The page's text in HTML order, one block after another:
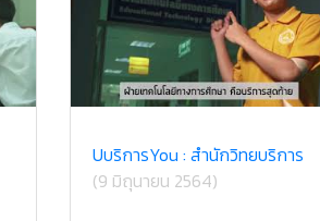
U​บริการ​You : สำนักวิทยบริการ
(9 มิถุนายน 2564)